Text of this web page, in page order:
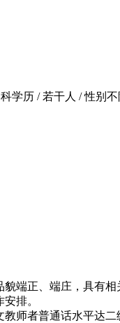
学历 / 若干人 / 性别不
端正、端庄，具有相
排。
师者普通话水平达二